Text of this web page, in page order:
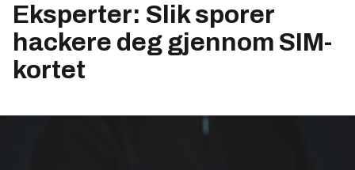
Eksperter: Slik sporer
hackere deg gjennom SIM-
kortet